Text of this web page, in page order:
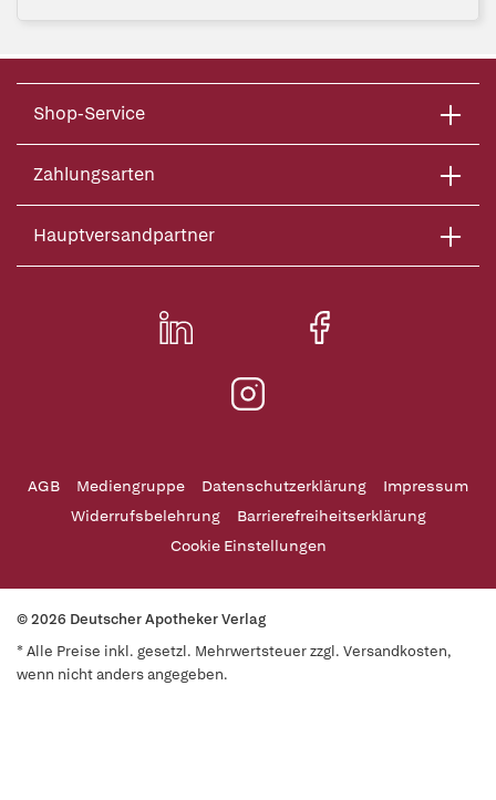
Shop-Service
Zahlungsarten
Hauptversandpartner
AGB Mediengruppe Datenschutzerklärung
Impressum
Widerrufsbelehrung
Barrierefreiheitserklärung
Cookie Einstellungen
© 2026 Deutscher Apotheker Verlag
* Alle Preise inkl. gesetzl. Mehrwertsteuer zzgl. Versandkosten,
wenn nicht anders angegeben.